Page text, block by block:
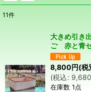
並び順:
11件
大きめ引き
ご 赤と青
8,800 円(税
(税込: 9,680
在庫数 1点